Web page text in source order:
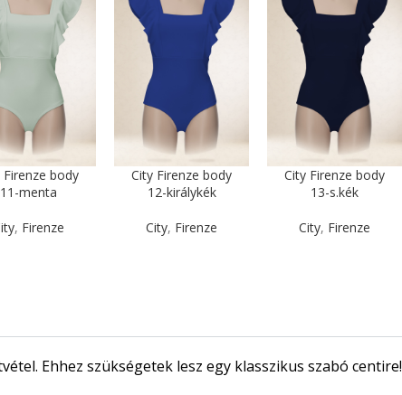
Firenze body
11-menta
, Firenze
City Firenze body
12-királykék
City, Firenze
City Firenze body
13-s.kék
City, Firenze
Ehhez szükségetek lesz egy klasszikus szabó centire!